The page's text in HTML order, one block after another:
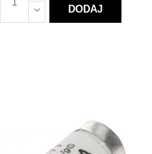
DODAJ